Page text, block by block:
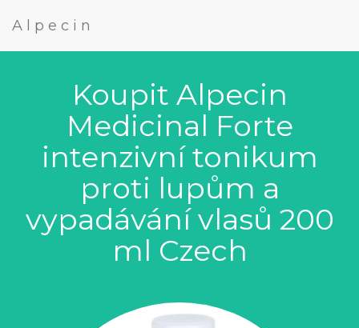
Alpecin
Koupit Alpecin
Medicinal Forte
intenzivní tonikum
proti lupům a
vypadávání vlasů 200
ml Czech